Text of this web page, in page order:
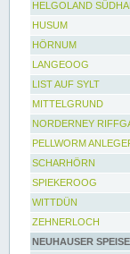
HELGOLAND
HUSUM
HÖRNUM
LANGEOOG
LIST AUF SYLT
MITTELGRUND
NORDERNEY
PELLWORM
SCHARHÖRN
SPIEKEROOG
WITTDÜN
ZEHNERLOCH
NEUHAUSER